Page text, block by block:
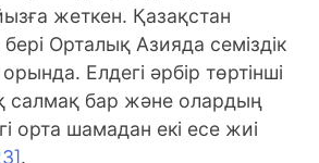
жеткен. Қазақстан
Орталық Азияда семіздік
Елдегі әрбір төртінші
салмақ бар және олардың
орта шамадан екі есе жиі
.